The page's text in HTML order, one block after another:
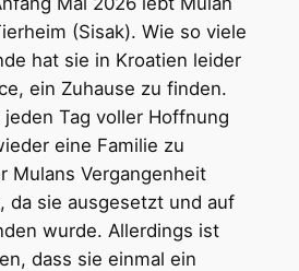
(Sisak). Wie so viele
hat sie in Kroatien leider
ein Zuhause zu finden.
Tag voller Hoffnung
eine Familie zu
Mulans Vergangenheit
da sie ausgesetzt und auf
wurde. Allerdings ist
dass sie einmal ein